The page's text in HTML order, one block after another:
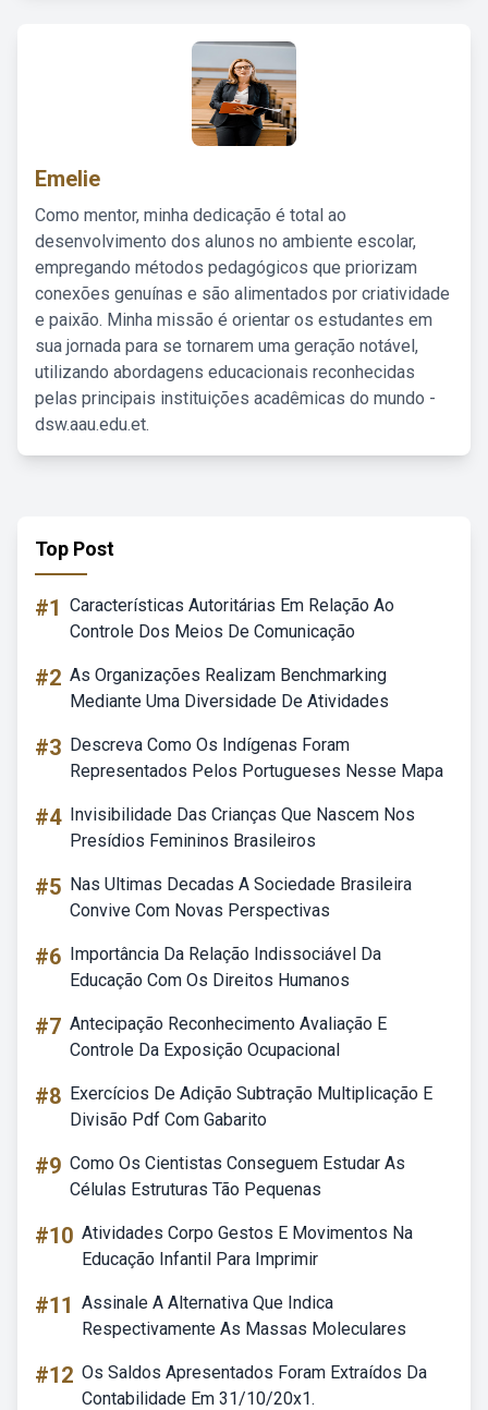
Emelie
Como mentor, minha dedicação é total ao
desenvolvimento dos alunos no ambiente escolar,
empregando métodos pedagógicos que priorizam
conexões genuínas e são alimentados por criatividade
e paixão. Minha missão é orientar os estudantes em
sua jornada para se tornarem uma geração notável,
utilizando abordagens educacionais reconhecidas
pelas principais instituições acadêmicas do mundo -
dsw.aau.edu.et.
Top Post
#1 Características Autoritárias Em Relação Ao
Controle Dos Meios De Comunicação
#2 As Organizações Realizam Benchmarking
Mediante Uma Diversidade De Atividades
#3 Descreva Como Os Indígenas Foram
Representados Pelos Portugueses Nesse Mapa
#4 Invisibilidade Das Crianças Que Nascem Nos
Presídios Femininos Brasileiros
#5 Nas Ultimas Decadas A Sociedade Brasileira
Convive Com Novas Perspectivas
#6 Importância Da Relação Indissociável Da
Educação Com Os Direitos Humanos
#7 Antecipação Reconhecimento Avaliação E
Controle Da Exposição Ocupacional
#8 Exercícios De Adição Subtração Multiplicação E
Divisão Pdf Com Gabarito
#9 Como Os Cientistas Conseguem Estudar As
Células Estruturas Tão Pequenas
#10 Atividades Corpo Gestos E Movimentos Na
Educação Infantil Para Imprimir
#11 Assinale A Alternativa Que Indica
Respectivamente As Massas Moleculares
#12 Os Saldos Apresentados Foram Extraídos Da
Contabilidade Em 31/10/20x1.